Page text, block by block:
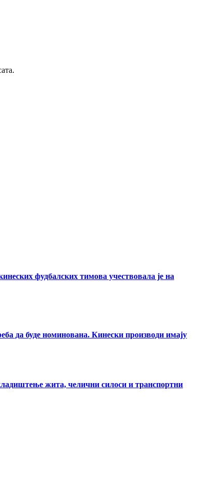
фудбалских тимова учествовала је на
да буде номинована. Кинески производи имају
жита, челични силоси и транспортни